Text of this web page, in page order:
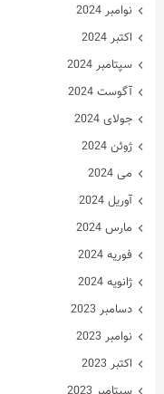
نوامبر 2024
اکتبر 2024
سپتامبر 2024
آگوست 2024
جولای 2024
ژوئن 2024
می 2024
آوریل 2024
مارس 2024
فوریه 2024
ژانویه 2024
دسامبر 2023
نوامبر 2023
اکتبر 2023